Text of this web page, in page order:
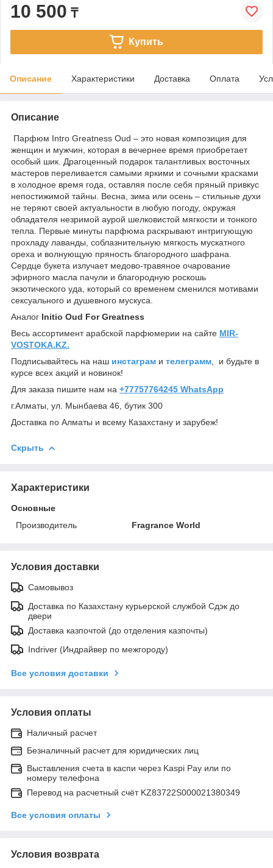
10 500 ₸
Купить
Описание Характеристики Доставка Оплата
Описание
Парфюм Intro Greatness Oud – это новая композиция для
женщин и мужчин, которая в вечернее время приобретает
особый шик. Драгоценный подарок талантливых восточных
мастеров переливается самыми яркими и сочными красками
в холодное время года, оставляя после себя пряный привкус
непостижимой тайны. Весна, зима или осень – стильные духи
не теряют своей актуальности в любую погоду, окружая
обладателя незримой аурой шелковистой мягкости и тонкого
тепла. Первые минуты парфюма раскрывают интригующую
прохладу лаванды, соблазнительную мягкость мускатного
ореха и волнующую пряность благородного шафрана.
Сердце букета излучает медово-травяное очарование
эфирного масла пачули и благородную роскошь
экзотического уда, который со временем сменился мотивами
сексуального и душевного мускуса.
Аналог Initio Oud For Greatness
Весь ассортимент арабской парфюмерии на сайте MIR-
VOSTOKA.KZ.
Подписывайтесь на наш инстаграм и телеграмм , и будьте в
курсе всех акций и новинок!
Для заказа пишите нам на +77757764245 WhatsApp
г.Алматы, ул. Мынбаева 46, бутик 300
Доставка по Алматы и всему Казахстану и зарубеж!
Скрыть
Характеристики
Основные
Производитель
Fragrance World
Условия доставки
Самовывоз
Доставка по Казахстану курьерской службой Сдэк до
двери
Доставка казпочтой (до отделения казпочты)
Indriver (Индрайвер по межгороду)
Все условия доставки
Условия оплаты
Наличный расчет
Безналичный расчет для юридических лиц
Выставления счета в каспи через Kaspi Pay или по
номеру телефона
Перевод на расчетный счёт KZ83722S000021380349
Все условия оплаты
Условия возврата